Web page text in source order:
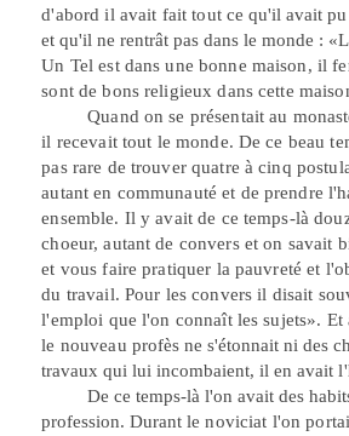
d'abord il avait fait tout cequ'il avait
et qu'il ne rentrât pas dans le monde :
Un Tel est dans une bonne maison, il
sont de bons religieux dans cette
Quand on se présentait au
il recevait tout le monde. De ce beau
pas rare de trouver quatre à cinq
autant en communauté et de prendre
ensemble. Il y avait de ce temps-là
choeur, autant de convers et on savait
et vous faire pratiquer la pauvreté et
du travail. Pour les convers il disait
l'emploi que l'on connaît les sujets». Et
le nouveau profès ne s'étonnait ni des
travaux qui lui incombaient, il en avait
De ce temps-là l'on avait des
profession. Durant le noviciat l'on